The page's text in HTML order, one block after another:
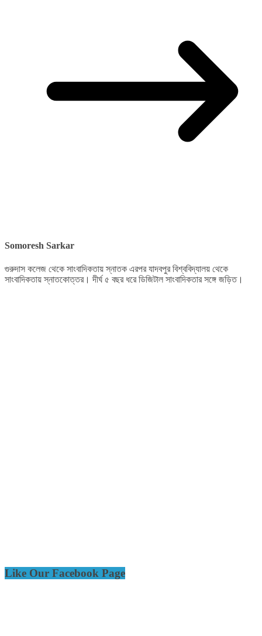
Somoresh Sarkar
গুরুদাস কলেজ থেকে সাংবাদিকতায় স্নাতক এরপর যাদবপুর বিশ্ববিদ্যালয় থেকে
সাংবাদিকতায় স্নাতকোত্তর। দীর্ঘ ৫ বছর ধরে ডিজিটাল সাংবাদিকতার সঙ্গে জড়িত।
Like Our Facebook Page